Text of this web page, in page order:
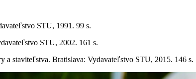
STU, 1991. 99 s.
STU, 2002. 161 s.
a staviteľstva. Bratislava: Vydavateľstvo STU, 2015. 146 s.